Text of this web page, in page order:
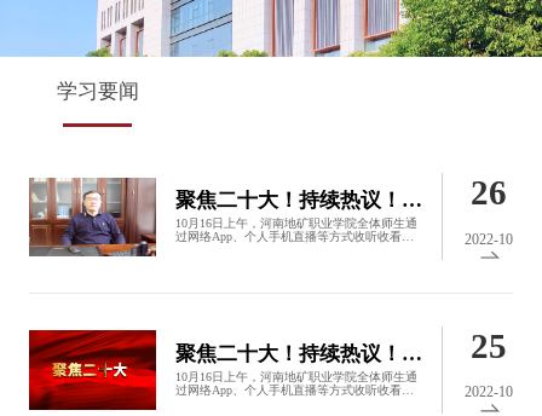
学习要闻
聚焦二十大！持续热议！学院领导说 (五）
10月16日上午，河南地矿职业学院全体师生通
过网络App、个人手机直播等方式收听收看党
26
2022-10
聚焦二十大！持续热议！各部门负责人说（四）
10月16日上午，河南地矿职业学院全体师生通
过网络App、个人手机直播等方式收听收看党
25
2022-10